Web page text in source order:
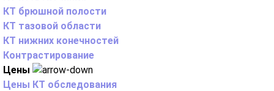
КТ брюшной полости
КТ тазовой области
КТ нижних конечностей
Контрастирование
Цены
Цены КТ обследования